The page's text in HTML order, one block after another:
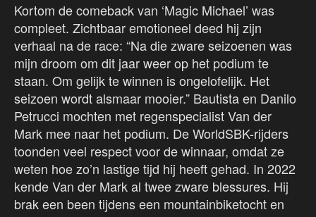
Kortom de comeback van ‘Magic Michael’ was
compleet. Zichtbaar emotioneel deed hij zijn
verhaal na de race: “Na die zware seizoenen was
mijn droom om dit jaar weer op het podium te
staan. Om gelijk te winnen is ongelofelijk. Het
seizoen wordt alsmaar mooier.” Bautista en Danilo
Petrucci mochten met regenspecialist Van der
Mark mee naar het podium. De WorldSBK-rijders
toonden veel respect voor de winnaar, omdat ze
weten hoe zo’n lastige tijd hij heeft gehad. In 2022
kende Van der Mark al twee zware blessures. Hij
brak een been tijdens een mountainbiketocht en